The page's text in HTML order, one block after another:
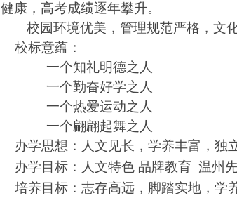
健康，高考成绩逐年攀升。
校园环境优美，管理规范严格，文
校标意蕴：
一个知礼明德之人
一个勤奋好学之人
一个热爱运动之人
一个翩翩起舞之人
办学思想： 人文见长，学养丰富，独
办学目标： 人文特色 品牌教育 温州
培养目标： 志存高远，脚踏实地，学